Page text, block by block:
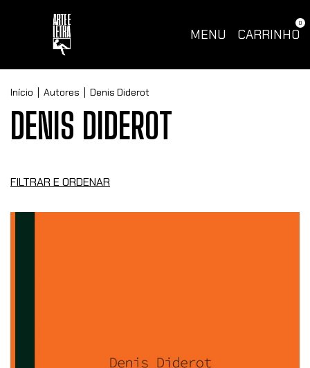
MENU CARRINHO
0
Início Autores Denis Diderot
DENIS DIDEROT
FILTRAR E ORDENAR